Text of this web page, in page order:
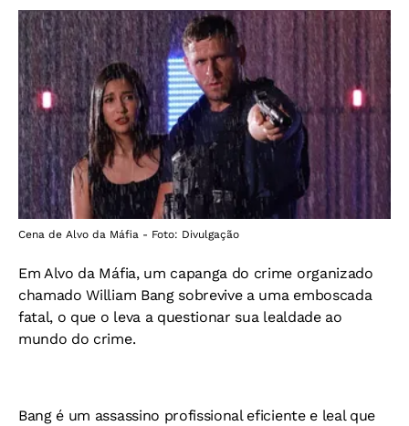
Cena de Alvo da Máfia - Foto: Divulgação
Em Alvo da Máfia, um capanga do crime organizado
chamado William Bang sobrevive a uma emboscada
fatal, o que o leva a questionar sua lealdade ao
mundo do crime.
Bang é um assassino profissional eficiente e leal que